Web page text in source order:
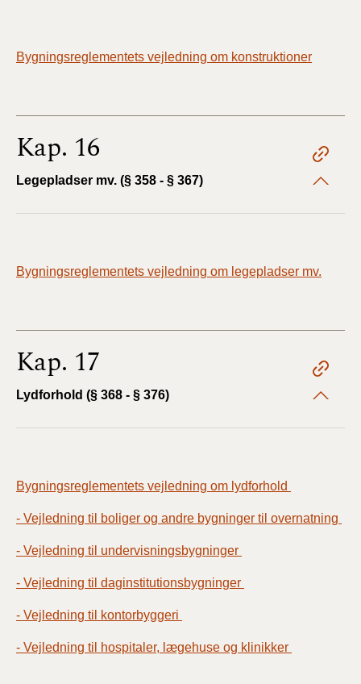
Bygningsreglementets vejledning om konstruktioner
Kap. 16
Legepladser mv. (§ 358 - § 367)
Bygningsreglementets vejledning om legepladser mv.
Kap. 17
Lydforhold (§ 368 - § 376)
Bygningsreglementets vejledning om lydforhold
- Vejledning til boliger og andre bygninger til overnatning
- Vejledning til undervisningsbygninger
- Vejledning til daginstitutionsbygninger
- Vejledning til kontorbyggeri
- Vejledning til hospitaler, lægehuse og klinikker